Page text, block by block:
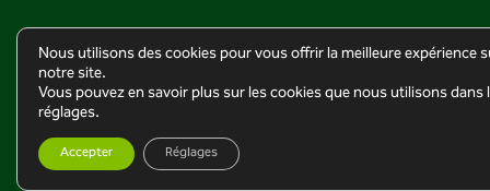
Nous utilisons des cookies pour vous offrir la meilleure expérience
notre site.
Vous pouvez en savoir plus sur les cookies que nous utilisons dans
réglages.
Accepter Réglages